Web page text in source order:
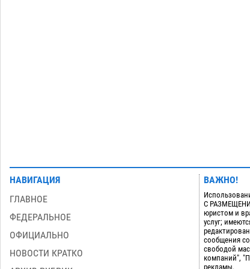
НАВИГАЦИЯ
ГЛАВНОЕ
ФЕДЕРАЛЬНОЕ
ОФИЦИАЛЬНО
НОВОСТИ КРАТКО
ВАЖНО!
С
юристом и
услуг;
сообщения
свободой
компаний",
рекламы.